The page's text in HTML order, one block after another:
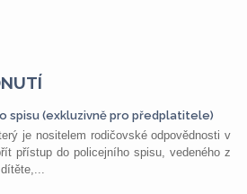
spisu (exkluzivně pro předplatitele)
je nositelem rodičovské odpovědnosti v
přístup do policejního spisu, vedeného z